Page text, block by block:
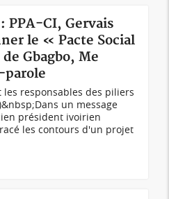
PPA-CI, Gervais
le « Pacte Social
Gbagbo, Me
parole
les responsables des piliers
un message
président ivoirien
les contours d'un projet